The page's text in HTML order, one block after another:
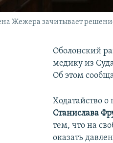
Жежера зачитывает
Оболонский
медику из
Об этом
Ходатайство о
Станислава
тем, что на
оказать